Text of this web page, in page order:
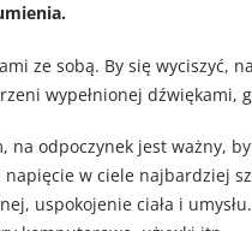
ze sobą. By się wyciszyć,
wypełnionej
na odpoczynek jest ważny,
w ciele najbardziej
uspokojenie ciała i